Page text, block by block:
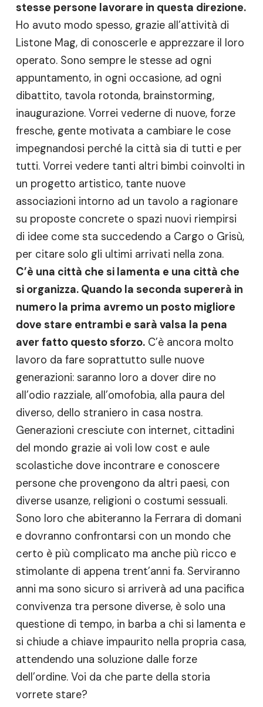
stesse persone lavorare in questa direzione.
Ho avuto modo spesso, grazie all’attività di
Listone Mag, di conoscerle e apprezzare il loro
operato. Sono sempre le stesse ad ogni
appuntamento, in ogni occasione, ad ogni
dibattito, tavola rotonda, brainstorming,
inaugurazione. Vorrei vederne di nuove, forze
fresche, gente motivata a cambiare le cose
impegnandosi perché la città sia di tutti e per
tutti. Vorrei vedere tanti altri bimbi coinvolti in
un progetto artistico, tante nuove
associazioni intorno ad un tavolo a ragionare
su proposte concrete o spazi nuovi riempirsi
di idee come sta succedendo a Cargo o Grisù,
per citare solo gli ultimi arrivati nella zona.
C’è una città che si lamenta e una città che
si organizza. Quando la seconda supererà in
numero la prima avremo un posto migliore
dove stare entrambi e sarà valsa la pena
aver fatto questo sforzo.C’è ancora molto
lavoro da fare soprattutto sulle nuove
generazioni: saranno loro a dover dire no
all’odio razziale, all’omofobia, alla paura del
diverso, dello straniero in casa nostra.
Generazioni cresciute con internet, cittadini
del mondo grazie ai voli low cost e aule
scolastiche dove incontrare e conoscere
persone che provengono da altri paesi, con
diverse usanze, religioni o costumi sessuali.
Sono loro che abiteranno la Ferrara di domani
e dovranno confrontarsi con un mondo che
certo è più complicato ma anche più ricco e
stimolante di appena trent’anni fa. Serviranno
anni ma sono sicuro si arriverà ad una pacifica
convivenza tra persone diverse, è solo una
questione di tempo, in barba a chi si lamenta e
si chiude a chiave impaurito nella propria casa,
attendendo una soluzione dalle forze
dell’ordine. Voi da che parte della storia
vorrete stare?